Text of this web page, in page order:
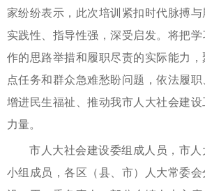
家纷纷表示，此次培训紧扣时代脉搏与
实践性、指导性强，深受启发。将把
作的思路举措和履职尽责的实际能力
点任务和群众急难愁盼问题，依法履
增进民生福祉、推动我市人大社会建
力量。
市人大社会建设委组成人员，市
小组成员，各区（县、市）人大常委